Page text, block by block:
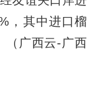
，其中进口榴
（广西云-广西